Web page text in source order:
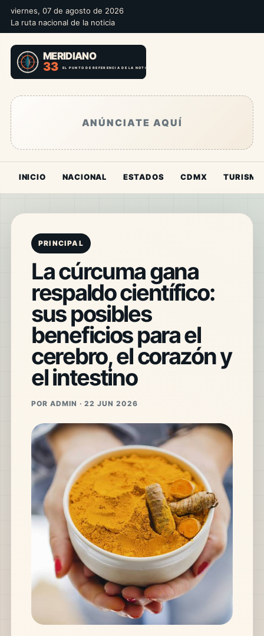
viernes, 07 de agosto de 2026
La ruta nacional de la noticia
ANÚNCIATE AQUÍ
INICIO NACIONAL ESTADOS CDMX TURISMO
PRINCIPAL
La cúrcuma gana
respaldo científico:
sus posibles
beneficios para el
cerebro, el corazón y
el intestino
POR ADMIN · 22 JUN 2026